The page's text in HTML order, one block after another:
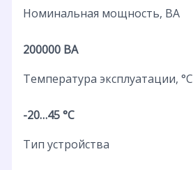
Номинальная мощность, ВА
200000 ВА
Температура эксплуатации, °C
-20…45 °C
Тип устройства